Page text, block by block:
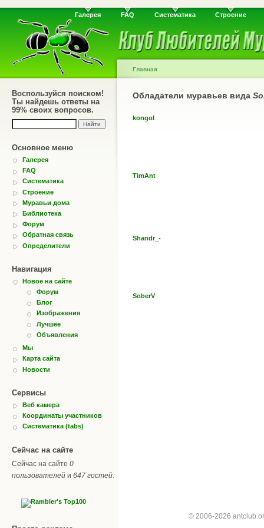
Галерея FAQ Систематика Строение
Воспользуйся поиском!
Ты найдешь ответы на
99% своих вопросов.
Основное меню
Галерея
FAQ
Систематика
Строение
Муравьи дома
Библиотека
Форум
Обратная связь
Определители
Навигация
Новое на сайте
Форум
Блог
Изображения
Лучшее
Объявления
Мы
Карта сайта
Новости
Сервисы
Веб камера
Координаты участников
Систематика (tabs)
Сейчас на сайте
Сейчас на сайте 0
пользователей и 647 гостей
Главная
Обладатели муравьев вида
kongol
TimAnt
Shandr_-
SoberV
© 2006-2026